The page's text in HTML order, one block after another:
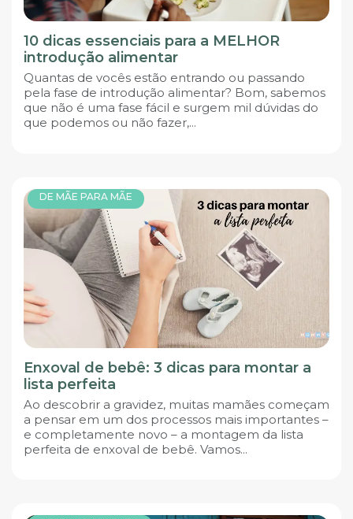
10 dicas essenciais para a MELHOR
introdução alimentar
Quantas de vocês estão entrando ou passando
pela fase de introdução alimentar? Bom, sabemos
que não é uma fase fácil e surgem mil dúvidas do
que podemos ou não fazer,...
DE MÃE PARA MÃE
Enxoval de bebê: 3 dicas para montar a
lista perfeita
Ao descobrir a gravidez, muitas mamães começam
a pensar em um dos processos mais importantes –
e completamente novo – a montagem da lista
perfeita de enxoval de bebê. Vamos...